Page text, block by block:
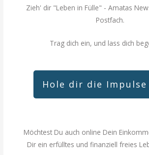
Zieh' dir "Leben in Fülle" - Amatas
Postfach.
Trag dich ein, und lass dich
Hole dir die Impulse
Möchtest Du auch online Dein
Dir ein erfülltes und finanziell freies